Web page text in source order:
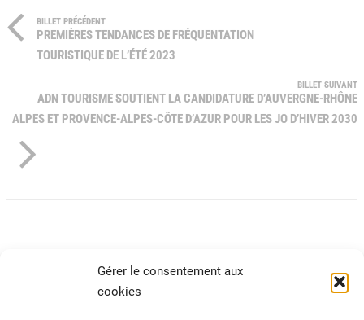
Gérer le consentement aux
cookies
BILLET PRÉCÉDENT
PREMIÈRES TENDANCES DE FRÉQUENTATION
TOURISTIQUE DE L’ÉTÉ 2023
BILLET SUIVANT
ADN TOURISME SOUTIENT LA CANDIDATURE D’AUVERGNE-RHÔNE
ALPES ET PROVENCE-ALPES-CÔTE D’AZUR POUR LES JO D’HIVER 2030